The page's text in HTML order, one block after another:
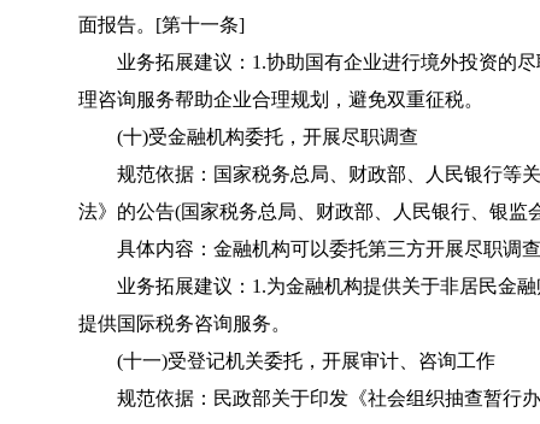
面报告。[第十一条]
业务拓展建议：1.协助国有企业进行境外投资的尽
理咨询服务帮助企业合理规划，避免双重征税。
(十)受金融机构委托，开展尽职调查
规范依据：国家税务总局、财政部、人民银行等
法》的公告(国家税务总局、财政部、人民银行、银监
具体内容：金融机构可以委托第三方开展尽职调
业务拓展建议：1.为金融机构提供关于非居民金融
提供国际税务咨询服务。
(十一)受登记机关委托，开展审计、咨询工作
规范依据：民政部关于印发《社会组织抽查暂行办